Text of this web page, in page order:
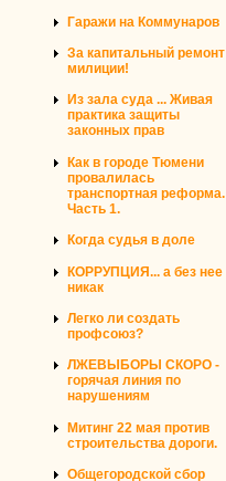
Гаражи на Коммунаров
За капитальный ремонт
милиции!
Из зала суда ... Живая
практика защиты
законных прав
Как в городе Тюмени
провалилась
транспортная реформа.
Часть 1.
Когда судья в доле
КОРРУПЦИЯ... а без нее
никак
Легко ли создать
профсоюз?
ЛЖЕВЫБОРЫ СКОРО -
горячая линия по
нарушениям
Митинг 22 мая против
строительства дороги.
Общегородской сбор